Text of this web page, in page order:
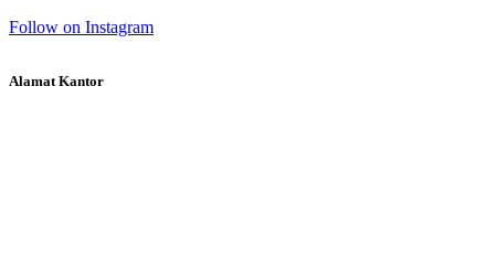
Follow on Instagram
Alamat Kantor